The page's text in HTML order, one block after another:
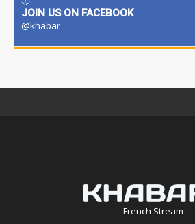
JOIN US ON FACEBOOK
@khabar
French Stream